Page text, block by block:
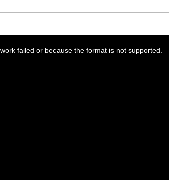
failed or because the format is not supported.